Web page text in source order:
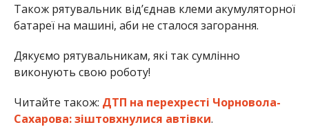
Також рятувальник від’єднав клеми акумуляторної
батареї на машині, аби не сталося загорання.
Дякуємо рятувальникам, які так сумлінно
виконують свою роботу!
Читайте також: ДТП на перехресті Чорновола-
Сахарова: зіштовхнулися автівки.